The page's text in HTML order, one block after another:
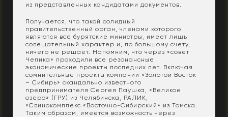
из представленных кандидатами документов.
Получается, что такой солидный
правительственный орган, членами которого
являются все бурятские министры, имеет лишь
совещательный характер и, по большому счету,
ничего не решает. Напомним, что через «совет
Чепика» проходили все резонансные
экономические проекты последних лет. Включая
сомнительные проекты компаний «Золотой Восток
– Сибирь» скандально известного
предпринимателя Сергея Паушка, «Великое
озеро» (ГРУ) из Челябинска, РАЛИК,
«Свинокомплекс «Восточно-Сибирский» из Томска.
Таким образом, имеется возможность через